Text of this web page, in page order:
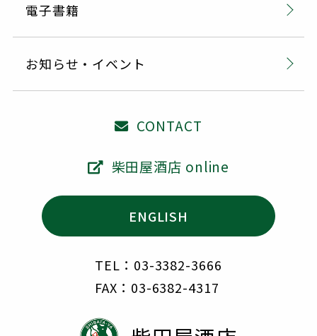
電子書籍
お知らせ・イベント
CONTACT
柴田屋酒店 online
ENGLISH
TEL：03-3382-3666
FAX：03-6382-4317